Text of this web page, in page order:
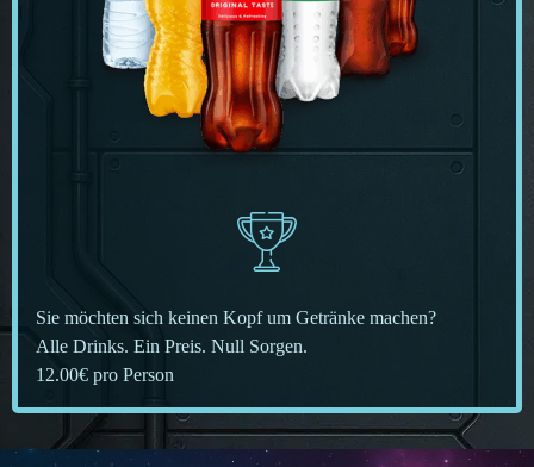
Sie möchten sich keinen Kopf um Getränke machen?
Alle Drinks. Ein Preis. Null Sorgen.
12.00€ pro Person